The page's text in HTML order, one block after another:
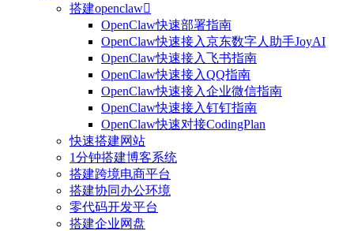
搭建openclaw
OpenClaw快速部署指南
OpenClaw快速接入京东数字人助手JoyAI
OpenClaw快速接入飞书指南
OpenClaw快速接入QQ指南
OpenClaw快速接入企业微信指南
OpenClaw快速接入钉钉指南
OpenClaw快速对接CodingPlan
快速搭建网站
1分钟搭建博客系统
搭建跨境电商平台
搭建协同办公环境
零代码开发平台
搭建企业网盘